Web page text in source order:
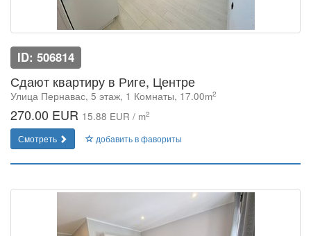
ID: 506814
Сдают квартиру в Риге, Центре
Улица Пернавас, 5 этаж, 1 Комнаты, 17.00m2
270.00 EUR 15.88 EUR / m2
Смотреть добавить в фавориты